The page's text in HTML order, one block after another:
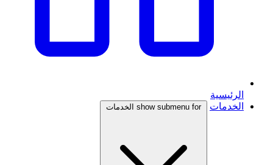
الرئيسية
الخدمات
show submenu for الخدمات